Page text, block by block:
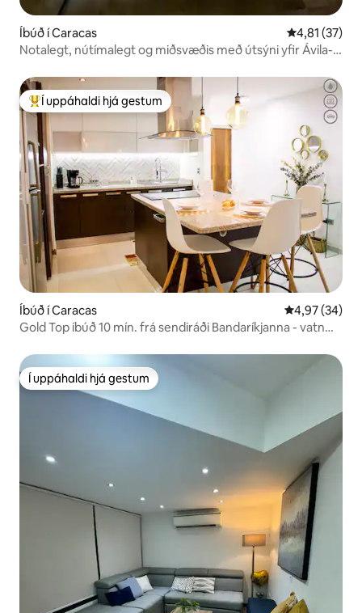
Íbúð í Caracas 4,81 af 5 í
4,81 (37)
Notalegt, nútímalegt og miðsvæðis með útsýni yfir Ávila-
Í mestu uppáhaldi hjá gestum
Í uppáhaldi hjá gestum
Íbúð í Caracas 4,97 af 5 í
4,97 (34)
Gold Top íbúð 10 mín. frá sendiráði Bandaríkjanna - vatn
Í uppáhaldi hjá gestum
Í uppáhaldi hjá gestum